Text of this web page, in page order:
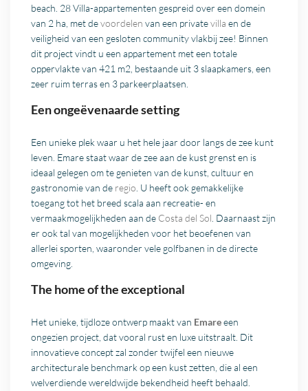
beach. 28 Villa-appartementen gespreid over een domein
van 2 ha, met devoordelen van een privatevilla en de
veiligheid van een gesloten community vlakbij zee! Binnen
dit project vindt u een appartement met een totale
oppervlakte van 421 m2, bestaande uit 3 slaapkamers, een
zeer ruim terras en 3 parkeerplaatsen.
Een ongeëvenaarde setting
Een unieke plek waar u het hele jaar door langs de zee kunt
leven. Emare staat waar de zee aan de kust grenst en is
ideaal gelegen om te genieten van de kunst, cultuur en
gastronomie van de regio . U heeft ook gemakkelijke
toegang tot het breed scala aan recreatie- en
vermaakmogelijkheden aan de Costa del Sol . Daarnaast zijn
er ook tal van mogelijkheden voor het beoefenen van
allerlei sporten, waaronder vele golfbanen in de directe
omgeving.
The home of the exceptional
Het unieke, tijdloze ontwerp maakt van Emareeen
ongezien project, dat vooral rust en luxe uitstraalt. Dit
innovatieve concept zal zonder twijfel een nieuwe
architecturale benchmark op een kust zetten, die al een
welverdiende wereldwijde bekendheid heeft behaald.